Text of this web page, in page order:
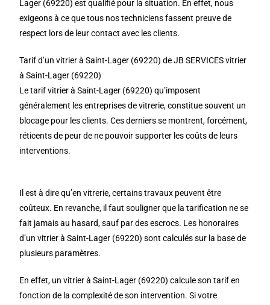
Lager (69220) est qualifié pour la situation. En effet, nous
exigeons à ce que tous nos techniciens fassent preuve de
respect lors de leur contact avec les clients.
Tarif d’un vitrier à Saint-Lager (69220) de JB SERVICES vitrier
à Saint-Lager (69220)
Le tarif vitrier à Saint-Lager (69220) qu’imposent
généralement les entreprises de vitrerie, constitue souvent un
blocage pour les clients. Ces derniers se montrent, forcément,
réticents de peur de ne pouvoir supporter les coûts de leurs
interventions.
Il est à dire qu’en vitrerie, certains travaux peuvent être
coûteux. En revanche, il faut souligner que la tarification ne se
fait jamais au hasard, sauf par des escrocs. Les honoraires
d’un vitrier à Saint-Lager (69220) sont calculés sur la base de
plusieurs paramètres.
En effet, un vitrier à Saint-Lager (69220) calcule son tarif en
fonction de la complexité de son intervention. Si votre